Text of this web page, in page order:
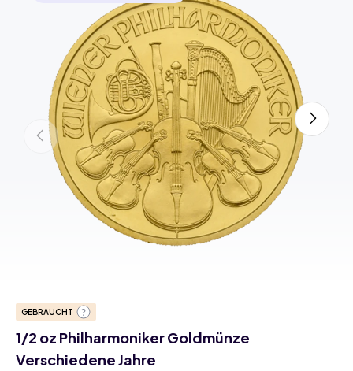
GEBRAUCHT
1/2 oz Philharmoniker Goldmünze
Verschiedene Jahre